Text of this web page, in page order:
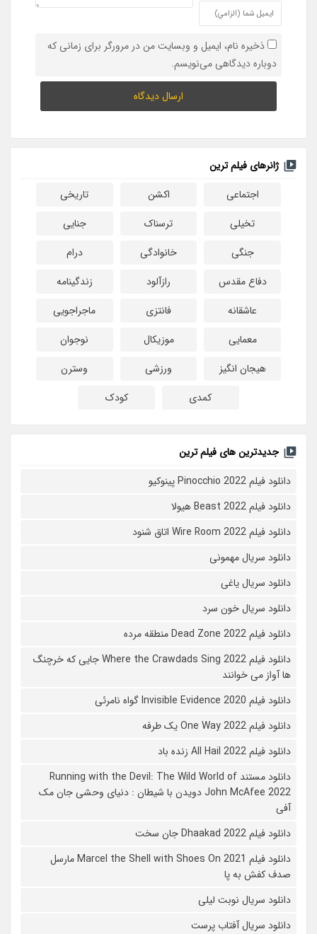
ذخیره نام، ایمیل و وبسایت من در مرورگر برای زمانی که
دوباره دیدگاهی می‌نویسم.
ژانرهای فیلم ترین
اجتماعی
اکشن
تاریخی
تخیلی
ترسناک
جنایی
جنگی
خانوادگی
درام
دفاع مقدس
رازآلود
زندگینامه
عاشقانه
فانتزی
ماجراجویی
معمایی
موزیکال
نوجوان
هیجان انگیز
ورزشی
وسترن
کمدی
کودک
جدیدترین های فیلم ترین
دانلود فیلم Pinocchio 2022 پینوکیو
دانلود فیلم Beast 2022 هیولا
دانلود فیلم Wire Room 2022 اتاق شنود
دانلود سریال مهمونی
دانلود سریال یاغی
دانلود سریال خون سرد
دانلود فیلم 2022 Dead Zone منطقه مرده
دانلود فیلم Where the Crawdads Sing 2022 جایی که خرچنگ
ها آواز می خوانند
دانلود فیلم 2020 Invisible Evidence گواه نامرئی
دانلود فیلم One Way 2022 یک طرفه
دانلود فیلم All Hail 2022 زنده باد
دانلود مستند Running with the Devil: The Wild World of
John McAfee 2022 دویدن با شیطان : دنیای وحشی جان مک
آفی
دانلود فیلم Dhaakad 2022 جان سخت
دانلود فیلم Marcel the Shell with Shoes On 2021 مارسل
صدف کفش به پا
دانلود سریال نوبت لیلی
دانلود سریال آفتاب پرست